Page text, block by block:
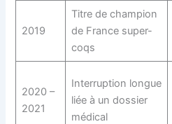
2019
Titre de champion
de France super-
coqs
2020 –
2021
Interruption longue
liée à un dossier
médical